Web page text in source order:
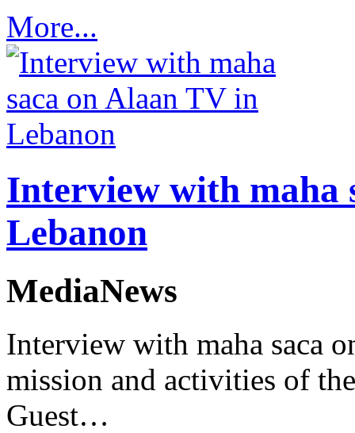
More...
Interview with maha
Lebanon
MediaNews
Interview with maha saca
mission and activities of
Guest…